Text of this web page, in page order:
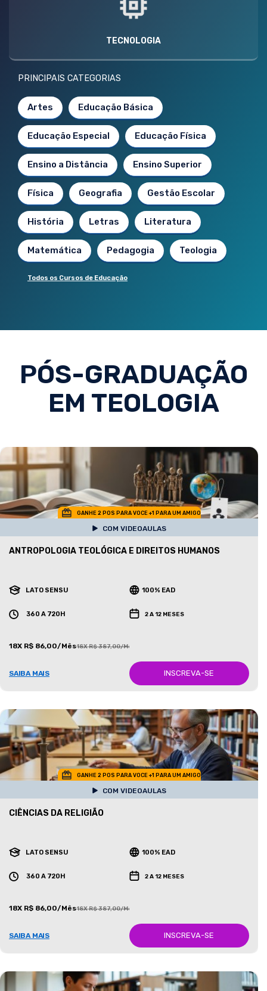
TECNOLOGIA
PRINCIPAIS CATEGORIAS
Artes Educação Básica
Educação Especial Educação Física
Ensino a Distância Ensino Superior
Física Geografia Gestão Escolar
História Letras Literatura
Matemática Pedagogia Teologia
Todos os Cursos de Educação
PÓS-GRADUAÇÃO
EM TEOLOGIA
GANHE 2 POS PARA VOCE +1 PARA UM AMIGO
COM VIDEOAULAS
ANTROPOLOGIA TEOLÓGICA E DIREITOS HUMANOS
LATO SENSU 100% EAD
360 A 720H 2 A 12 MESES
18X R$ 86,00/Mês18X R$ 387,00/Mês
SAIBA MAIS INSCREVA-SE
GANHE 2 POS PARA VOCE +1 PARA UM AMIGO
COM VIDEOAULAS
CIÊNCIAS DA RELIGIÃO
LATO SENSU 100% EAD
360 A 720H 2 A 12 MESES
18X R$ 86,00/Mês18X R$ 387,00/Mês
SAIBA MAIS INSCREVA-SE